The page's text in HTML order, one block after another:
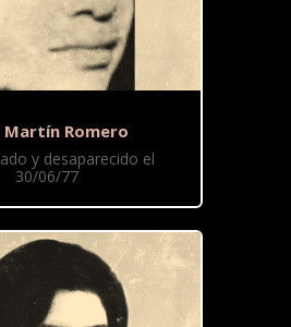
Martín Romero
y desaparecido el
30/06/77